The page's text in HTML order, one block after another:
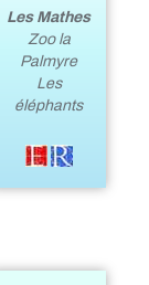
Les Mathes
Zoo la
Palmyre
Les
éléphants